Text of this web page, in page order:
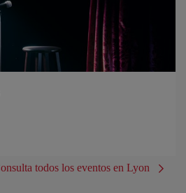
todos los eventos en Lyon